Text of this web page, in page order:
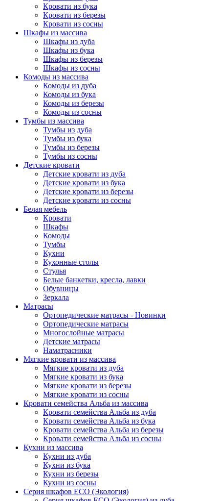
Кровати из бука
Кровати из березы
Кровати из сосны
Шкафы из массива
Шкафы из дуба
Шкафы из бука
Шкафы из березы
Шкафы из сосны
Комоды из массива
Комоды из дуба
Комоды из бука
Комоды из березы
Комоды из сосны
Тумбы из массива
Тумбы из дуба
Тумбы из бука
Тумбы из березы
Тумбы из сосны
Детские кровати
Детские кровати из дуба
Детские кровати из бука
Детские кровати из березы
Детские кровати из сосны
Белая мебель
Кровати
Шкафы
Комоды
Тумбы
Кухни
Кухонные столы
Стулья
Белые банкетки, кресла, лавки
Обувницы
Зеркала
Матрасы
Ортопедические матрасы - Новинки
Ортопедические матрасы
Многослойные матрасы
Детские матрасы
Наматрасники
Мягкие кровати из массива
Мягкие кровати из дуба
Мягкие кровати из бука
Мягкие кровати из березы
Мягкие кровати из сосны
Кровати семейства Альба из массива
Кровати семейства Альба из дуба
Кровати семейства Альба из бука
Кровати семейства Альба из березы
Кровати семейства Альба из сосны
Кухни из массива
Кухни из дуба
Кухни из бука
Кухни из березы
Кухни из сосны
Серия шкафов ECO (Экология)